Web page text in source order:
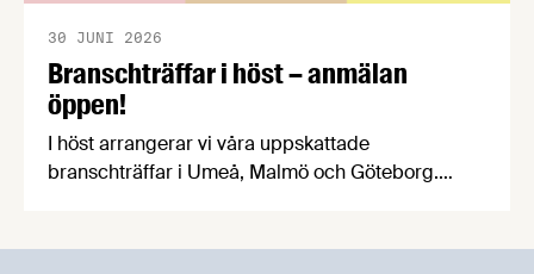
Branschträffar i höst – anmälan
öppen!
30 JUNI 2026
I höst arrangerar vi våra uppskattade
branschträffar i Umeå, Malmö och Göteborg.